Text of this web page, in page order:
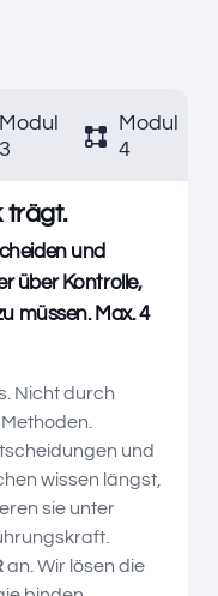
Modul
3
Modul
4
trägt.
und
über Kontrolle,
müssen. Max. 4
Nicht durch
und
wissen längst,
sie unter
an. Wir lösen die